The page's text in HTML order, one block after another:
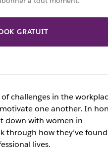
GRATUIT
challenges in the
one another. In
down with women in
through how they’ve found
lives.